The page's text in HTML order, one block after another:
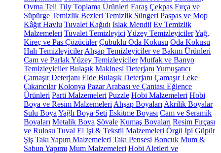
Ovma Teli Tüy Toplama Ürünleri Faraş Çekpas Fırça ve
Süpürge Temizlik Bezleri Temizlik Süngeri Paspas ve Mop
Kâğıt Havlu Tuvalet Kağıdı Islak Mendil Ev Temizlik
Malzemeleri Tuvalet Temizleyici Yüzey TemizleyicilerYağ,
Kireç ve Pas Çözücüler Çubuklu Oda Kokusu Oda Kokusu
Halı Temizleyiciler Ahşap Temizleyiciler ve Bakım Ürünleri
Cam ve Parlak Yüzey Temizleyiciler Mutfak ve Banyo
Temizleyiciler Bulaşık Makinesi Deterjanı Yumuşatıcı
Çamaşır Deterjanı Elde Bulaşık Deterjanı Çamaşır Leke
Çıkarıcılar Kolonya Pazar Arabası ve Çantası Eğlence
Ürünleri Parti Malzemeleri Puzzle Hobi Malzemeleri Hobi
Boya ve Resim Malzemeleri Ahşap Boyaları Akrilik Boyalar
Sulu Boya Yağlı Boya Seti Eskitme Boyası Cam ve Seramik
Boyaları Metalik Boya Şövale Kumaş Boyaları Resim Fırçası
ve Rulosu Tuval El İşi & Tekstil Malzemeleri Örgü İpi Güpür
Şiş Takı Yapım Malzemeleri Takı Pensesi Boncuk Mum &
Sabun Yapımı Mum Malzemeleri Hobi Aletleri ve